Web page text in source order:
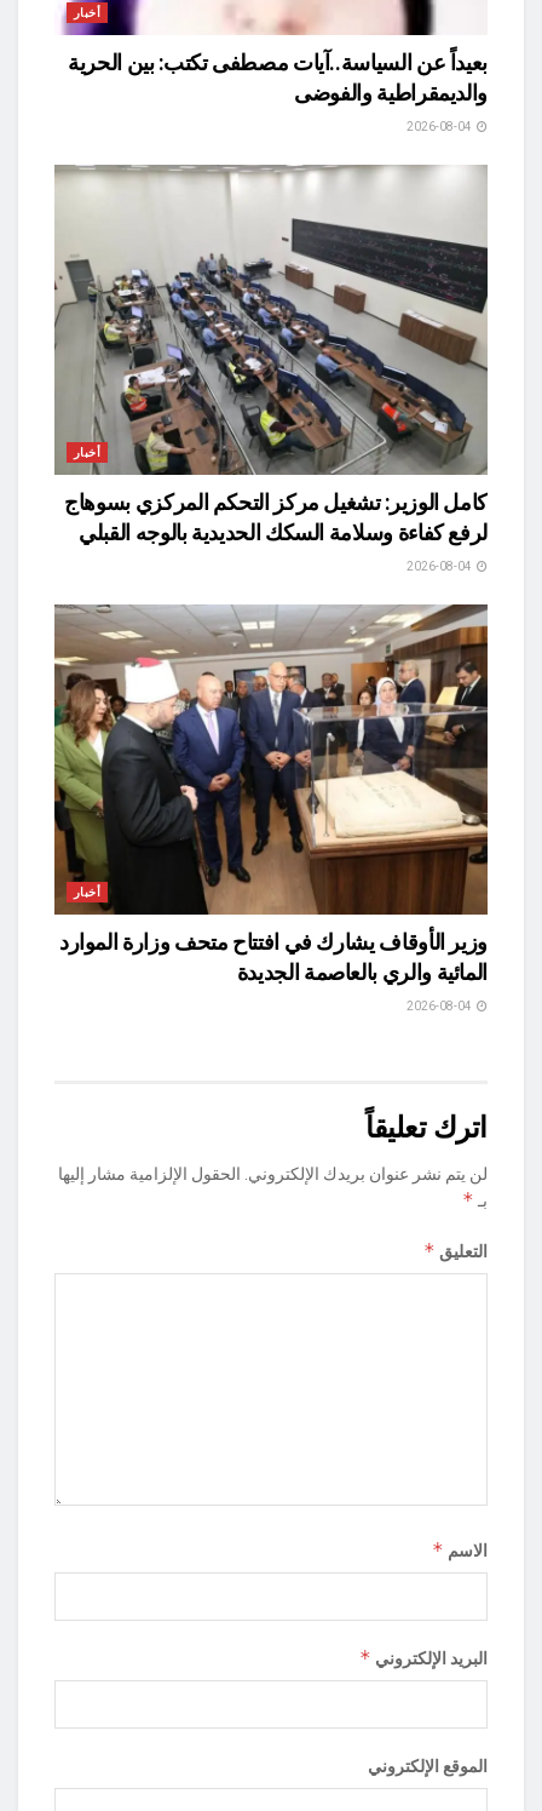
أخبار
بعيداً عن السياسة..آيات مصطفى تكتب: بين الحرية
والديمقراطية والفوضى
أخبار
كامل الوزير: تشغيل مركز التحكم المركزي بسوهاج
لرفع كفاءة وسلامة السكك الحديدية بالوجه القبلي
أخبار
وزير الأوقاف يشارك في افتتاح متحف وزارة الموارد
المائية والري بالعاصمة الجديدة
اترك تعليقاً
لن يتم نشر عنوان بريدك الإلكتروني. الحقول الإلزامية مشار إليها
بـ *
التعليق *
الاسم *
البريد الإلكتروني *
الموقع الإلكتروني